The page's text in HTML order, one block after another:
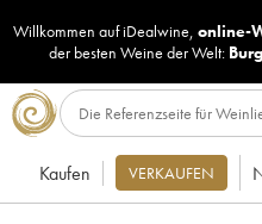
Willkommen auf iDealwine, online-
der besten Weine der Welt:
Kaufen VERKAUFEN